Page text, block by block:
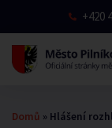
+420
Domů » Hlášení